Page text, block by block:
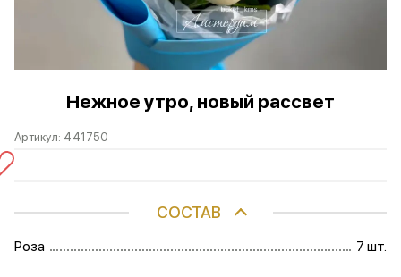
Нежное утро, новый рассвет
Артикул: 441750
СОСТАВ
Роза 7 шт.